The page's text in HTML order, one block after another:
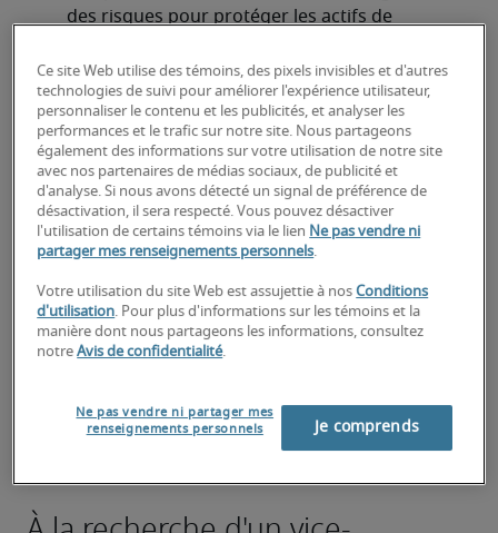
des risques pour protéger les actifs de
Fournir une analyse financière stratégique et
des informations pour soutenir la prise de
décision de la direction et les initiatives de
croissance commerciale.
Diriger, encadrer et développer les équipes de
finance et de comptabilité, favorisant une
continue.
Assurer la pleine conformité avec toutes les lois
fiscales canadiennes et les réglementations
Gérer les relations avec les auditeurs externes,
Ce site Web utilise des témoins, des pixels invisibles et d'autres
technologies de suivi pour améliorer l'expérience utilisateur,
personnaliser le contenu et les publicités, et analyser les
performances et le trafic sur notre site. Nous partageons
également des informations sur votre utilisation de notre site
avec nos partenaires de médias sociaux, de publicité et
d'analyse. Si nous avons détecté un signal de préférence de
désactivation, il sera respecté. Vous pouvez désactiver
l'utilisation de certains témoins via le lien Ne pas vendre ni
partager mes renseignements personnels.
Votre utilisation du site Web est assujettie à nosConditions
d'utilisation. Pour plus d'informations sur les témoins et la
manière dont nous partageons les informations, consultez
notreAvis de confidentialité.
Ne pas vendre ni partager mes
renseignements personnels
Je comprends